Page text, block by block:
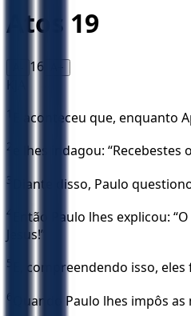
Atos 19
16 A+
KJA
1 E aconteceu que,
2 e lhes indagou:
3 Diante disso, Paulo
4
Então Paulo lhes explicou:
Jesus!”
5 E, compreendendo isso,
6 Quando Paulo lhes impôs